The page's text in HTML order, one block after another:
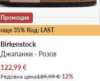
още 35% Код: LAST
Промоция
Birkenstock
Джапанки · Розов
Актуална цена
122,99€
Редовна цена139,99 €-12%